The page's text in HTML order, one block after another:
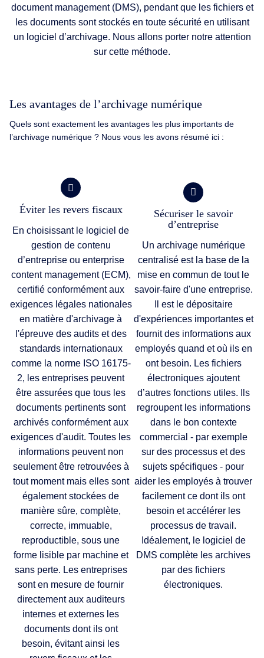
document management (DMS), pendant que les fichiers et
les documents sont stockés en toute sécurité en utilisant
un logiciel d’archivage. Nous allons porter notre attention
sur cette méthode.
Les avantages de l’archivage numérique
Quels sont exactement les avantages les plus importants de
l’archivage numérique ? Nous vous les avons résumé ici :
Éviter les revers fiscaux
En choisissant le logiciel de
gestion de contenu
d’entreprise ou enterprise
content management (ECM),
certifié conformément aux
exigences légales nationales
en matière d'archivage à
l'épreuve des audits et des
standards internationaux
comme la norme ISO 16175-
2, les entreprises peuvent
être assurées que tous les
documents pertinents sont
archivés conformément aux
exigences d'audit. Toutes les
informations peuvent non
seulement être retrouvées à
tout moment mais elles sont
également stockées de
manière sûre, complète,
correcte, immuable,
reproductible, sous une
forme lisible par machine et
sans perte. Les entreprises
sont en mesure de fournir
directement aux auditeurs
internes et externes les
documents dont ils ont
besoin, évitant ainsi les
Sécuriser le savoir
d’entreprise
Un archivage numérique
centralisé est la base de la
mise en commun de tout le
savoir-faire d'une entreprise.
Il est le dépositaire
d'expériences importantes et
fournit des informations aux
employés quand et où ils en
ont besoin. Les fichiers
électroniques ajoutent
d’autres fonctions utiles. Ils
regroupent les informations
dans le bon contexte
commercial - par exemple
sur des processus et des
sujets spécifiques - pour
aider les employés à trouver
facilement ce dont ils ont
besoin et accélérer les
processus de travail.
Idéalement, le logiciel de
DMS complète les archives
par des fichiers
électroniques.